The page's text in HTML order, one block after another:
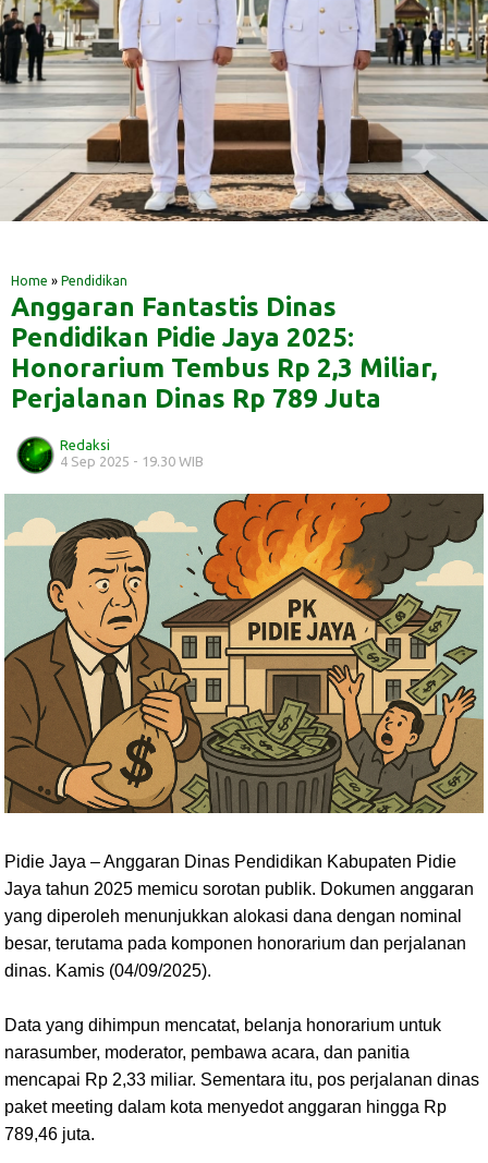
Home » Pendidikan
Anggaran Fantastis Dinas
Pendidikan Pidie Jaya 2025:
Honorarium Tembus Rp 2,3 Miliar,
Perjalanan Dinas Rp 789 Juta
Redaksi
4 Sep 2025 - 19.30 WIB
Pidie Jaya – Anggaran Dinas Pendidikan Kabupaten Pidie
Jaya tahun 2025 memicu sorotan publik. Dokumen anggaran
yang diperoleh menunjukkan alokasi dana dengan nominal
besar, terutama pada komponen honorarium dan perjalanan
dinas. Kamis (04/09/2025).
Data yang dihimpun mencatat, belanja honorarium untuk
narasumber, moderator, pembawa acara, dan panitia
mencapai Rp 2,33 miliar. Sementara itu, pos perjalanan dinas
paket meeting dalam kota menyedot anggaran hingga Rp
789,46 juta.